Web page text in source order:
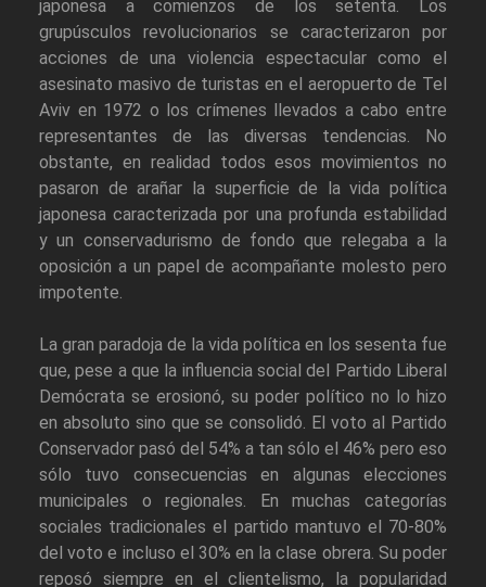
japonesa a comienzos de los setenta. Los
grupúsculos revolucionarios se caracterizaron por
acciones de una violencia espectacular como el
asesinato masivo de turistas en el aeropuerto de Tel
Aviv en 1972 o los crímenes llevados a cabo entre
representantes de las diversas tendencias. No
obstante, en realidad todos esos movimientos no
pasaron de arañar la superficie de la vida política
japonesa caracterizada por una profunda estabilidad
y un conservadurismo de fondo que relegaba a la
oposición a un papel de acompañante molesto pero
impotente.
La gran paradoja de la vida política en los sesenta fue
que, pese a que la influencia social del Partido Liberal
Demócrata se erosionó, su poder político no lo hizo
en absoluto sino que se consolidó. El voto al Partido
Conservador pasó del 54% a tan sólo el 46% pero eso
sólo tuvo consecuencias en algunas elecciones
municipales o regionales. En muchas categorías
sociales tradicionales el partido mantuvo el 70-80%
del voto e incluso el 30% en la clase obrera. Su poder
reposó siempre en el clientelismo, la popularidad